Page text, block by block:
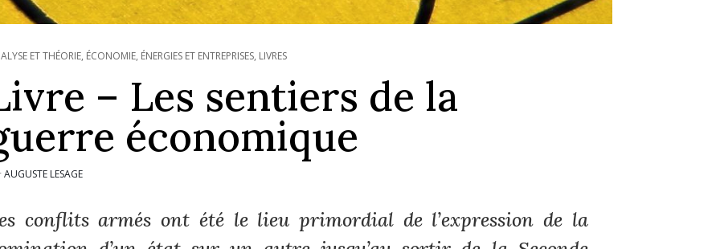
ET THÉORIE, ÉCONOMIE, ÉNERGIES ET ENTREPRISES, LIVRES
– Les sentiers de la
économique
AUGUSTE LESAGE
conflits armés ont été le lieu primordial de l’expression de la